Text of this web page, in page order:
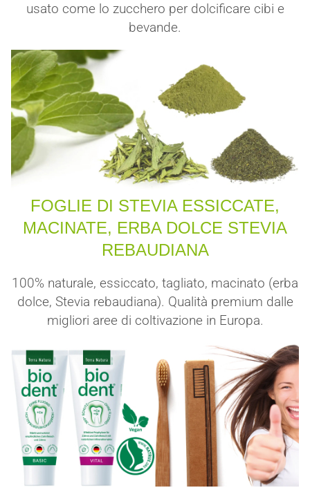
usato come lo zucchero per dolcificare cibi e
bevande.
FOGLIE DI STEVIA ESSICCATE,
MACINATE, ERBA DOLCE STEVIA
REBAUDIANA
100% naturale, essiccato, tagliato, macinato (erba
dolce, Stevia rebaudiana). Qualità premium dalle
migliori aree di coltivazione in Europa.